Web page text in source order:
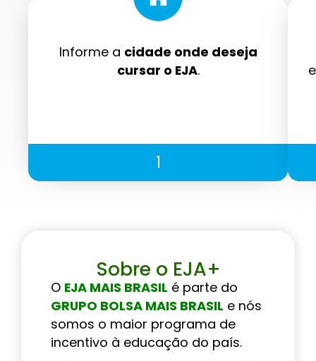
Informe a cidade onde deseja
cursar o EJA.
1
Sobre o EJA+
O EJA MAIS BRASIL é parte do
GRUPO BOLSA MAIS BRASIL e nós
somos o maior programa de
incentivo à educação do país.